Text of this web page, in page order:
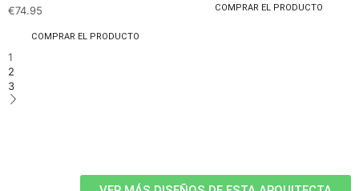
€74.95
COMPRAR EL PRODUCTO
COMPRAR EL PRODUCTO
1
2
3